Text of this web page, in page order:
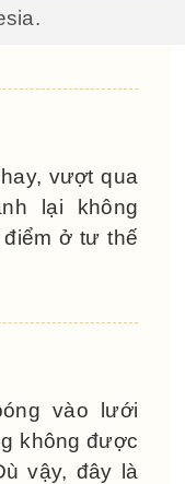
vượt qua
lại không
ở tư thế
vào lưới
không được
vậy, đây là